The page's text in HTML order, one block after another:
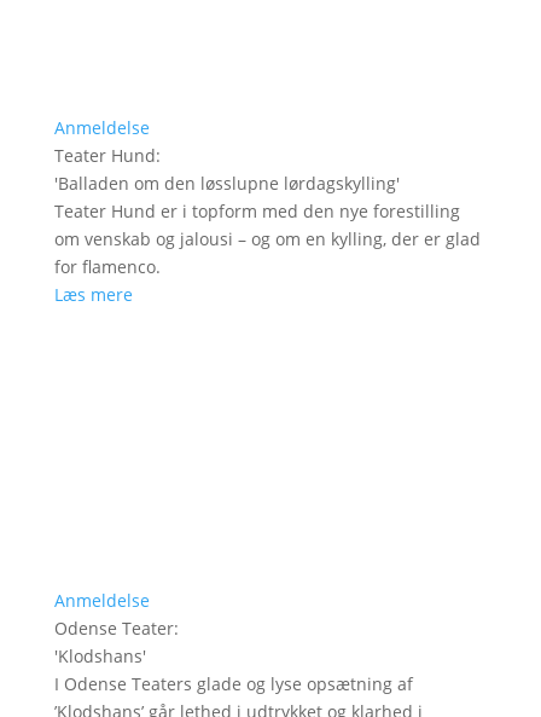
Anmeldelse
Teater Hund:
'Balladen om den løsslupne lørdagskylling'
Teater Hund er i topform med den nye forestilling
om venskab og jalousi – og om en kylling, der er glad
for flamenco.
Læs mere
Anmeldelse
Odense Teater:
'Klodshans'
I Odense Teaters glade og lyse opsætning af
’Klodshans’ går lethed i udtrykket og klarhed i